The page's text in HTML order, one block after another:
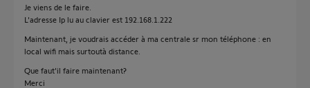
Je viens de le faire.
L'adresse Ip lu au clavier est 192.168.1.222
Maintenant, je voudrais accéder à ma centrale sr mon téléphone : en
local wifi mais surtoutà distance.
Que faut'il faire maintenant?
Merci